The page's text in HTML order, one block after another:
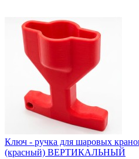
Ключ - ручка для шаровых
(красный) ВЕРТИКАЛЬНЫЙ